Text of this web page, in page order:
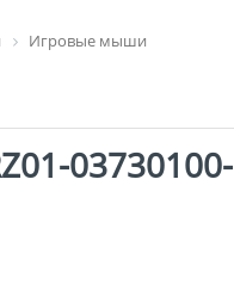
Игровые мыши
03730100-